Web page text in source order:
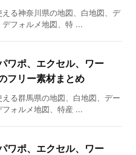
る神奈川県の地図、白地図、デ
デフォルメ地図、特 ...
ワポ、エクセル、ワー
フリー素材まとめ
る群馬県の地図、白地図、デー
フォルメ地図、特産 ...
ワポ、エクセル、ワー